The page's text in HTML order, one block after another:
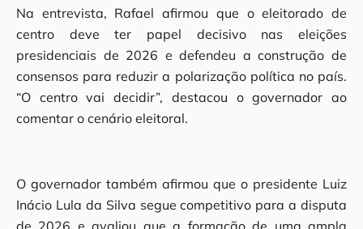
Na entrevista, Rafael afirmou que o eleitorado de
centro deve ter papel decisivo nas eleições
presidenciais de 2026 e defendeu a construção de
consensos para reduzir a polarização política no país.
“O centro vai decidir”, destacou o governador ao
comentar o cenário eleitoral.
O governador também afirmou que o presidente Luiz
Inácio Lula da Silva segue competitivo para a disputa
de 2026 e avaliou que a formação de uma ampla